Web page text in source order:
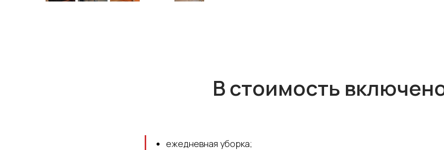
В стоимость
ежедневная уборка;